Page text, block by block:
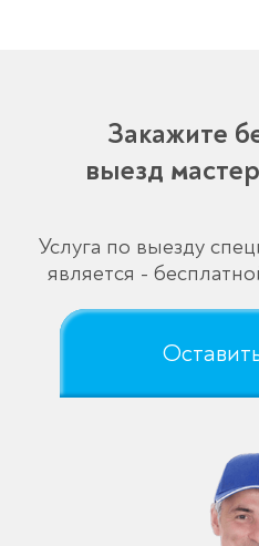
Закажите
выезд
Услуга по выезду
является -